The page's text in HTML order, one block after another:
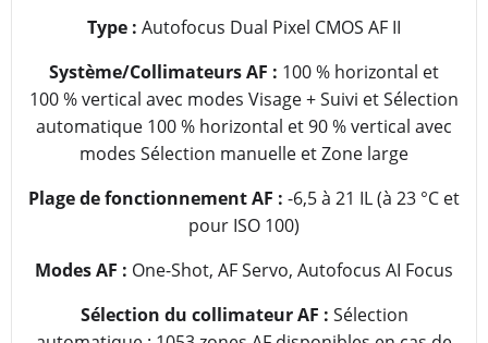
Type : Autofocus Dual Pixel CMOS AF II
Système/Collimateurs AF : 100 % horizontal et
100 % vertical avec modes Visage + Suivi et Sélection
automatique 100 % horizontal et 90 % vertical avec
modes Sélection manuelle et Zone large
Plage de fonctionnement AF : -6,5 à 21 IL (à 23 °C et
pour ISO 100)
Modes AF : One-Shot, AF Servo, Autofocus AI Focus
Sélection du collimateur AF : Sélection